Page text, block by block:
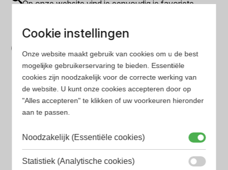
Op onze website vind je eenvoudig je favoriete
Bespaar tijd en geld
Wij hebben alle prijzen voor je verzameld zodat jij
minder tijd en geld kwijt bent
Populaire herengeuren
Amouage Heren parfum
Aramis Heren parfum
Cookie instellingen
Onze website maakt gebruik van cookies om u de best
mogelijke gebruikerservaring te bieden. Essentiële
cookies zijn noodzakelijk voor de correcte werking van
de website. U kunt onze cookies accepteren door op
"Alles accepteren" te klikken of uw voorkeuren hieronder
aan te passen.
Noodzakelijk (Essentiële cookies)
Statistiek (Analytische cookies)